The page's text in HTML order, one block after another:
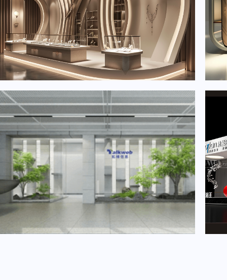
2024年6月重要展会排期信息，展会策划展台设计搭建公司推荐